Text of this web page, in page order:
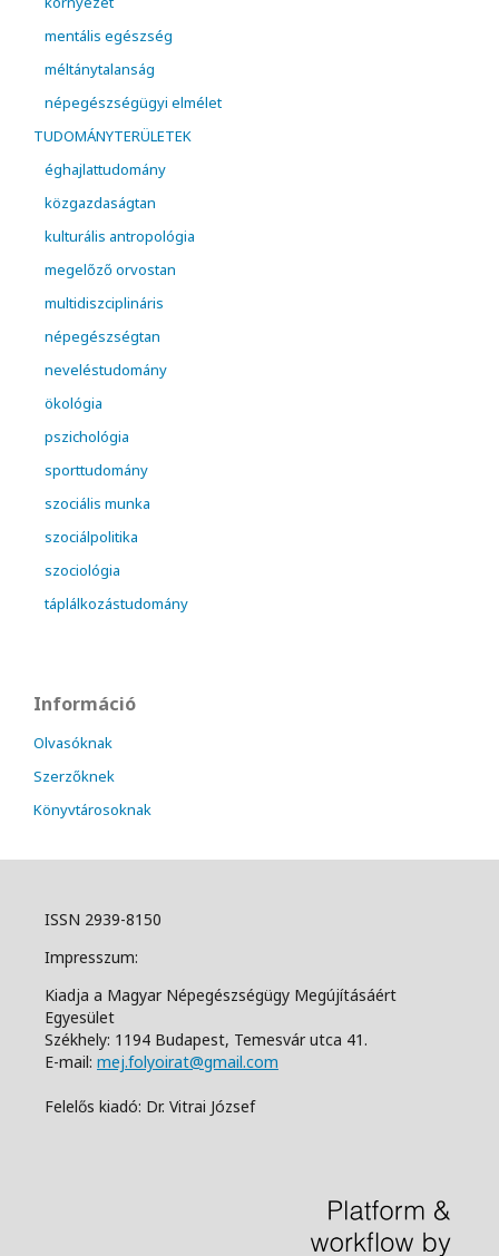
mentális egészség
méltánytalanság
népegészségügyi elmélet
TUDOMÁNYTERÜLETEK
éghajlattudomány
közgazdaságtan
kulturális antropológia
megelőző orvostan
multidiszciplináris
népegészségtan
neveléstudomány
ökológia
pszichológia
sporttudomány
szociális munka
szociálpolitika
szociológia
táplálkozástudomány
Információ
Olvasóknak
Szerzőknek
Könyvtárosoknak
ISSN 2939-8150
Impresszum:
Kiadja a Magyar Népegészségügy Megújításáért
Egyesület
Székhely: 1194 Budapest, Temesvár utca 41.
E-mail: mej.folyoirat@gmail.com
Felelős kiadó: Dr. Vitrai József